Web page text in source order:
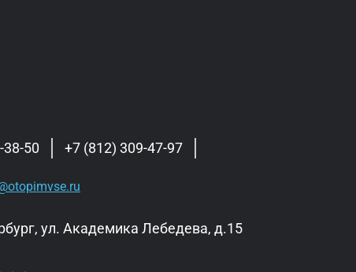
38-50 +7 (812) 309-47-97
ул. Академика Лебедева, д.15